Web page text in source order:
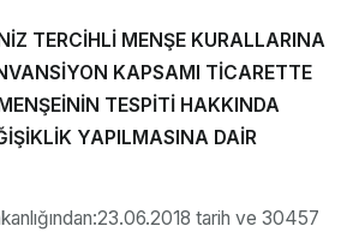
TERCİHLİ MENŞE KURALLARINA
KAPSAMI TİCARETTE
TESPİTİ HAKKINDA
YAPILMASINA DAİR
tarih ve 30457